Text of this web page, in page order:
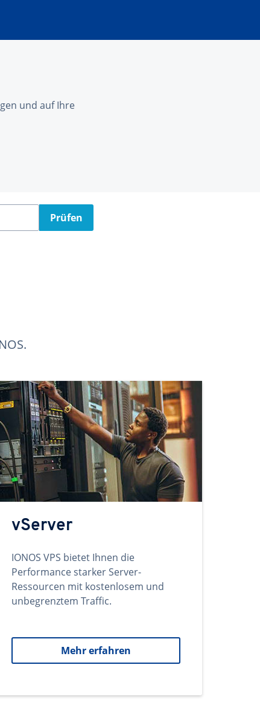
und auf Ihre
Prüfen
vServer
IONOS VPS bietet Ihnen die
Performance starker Server-
Ressourcen mit kostenlosem und
unbegrenztem Traffic.
Mehr erfahren